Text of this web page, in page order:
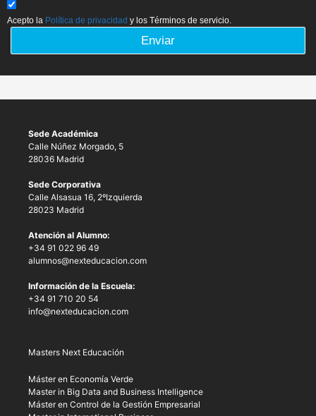
Acepto la Política de privacidad y los Términos de servicio.
Enviar
Sede Académica
Calle Núñez Morgado, 5
28036 Madrid
Sede Corporativa
Calle Alsasua 16, 2ºIzquierda
28023 Madrid
Atención al Alumno:
+34 91 022 96 49
alumnos@nexteducacion.com
Información de la Escuela:
+34 91 710 20 54
info@nexteducacion.com
Masters Next Educación
Máster en Economía Verde
Master in Big Data and Business Intelligence
Máster en Control de la Gestión Empresarial